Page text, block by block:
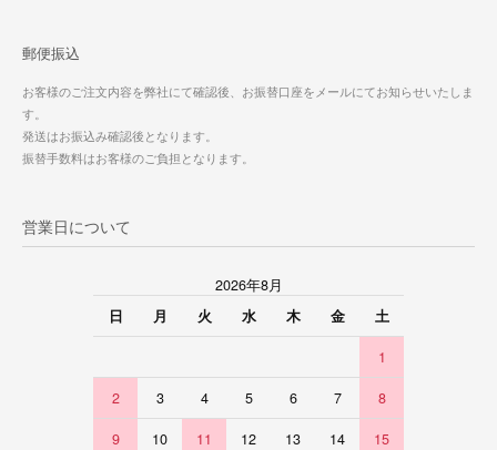
郵便振込
お客様のご注文内容を弊社にて確認後、お振替口座をメールにてお知らせいたしま
す。
発送はお振込み確認後となります。
振替手数料はお客様のご負担となります。
営業日について
2026年8月
日
月 火 水 木 金 土
1
2 3 4 5 6 7 8
9 10 11 12 13 14 15